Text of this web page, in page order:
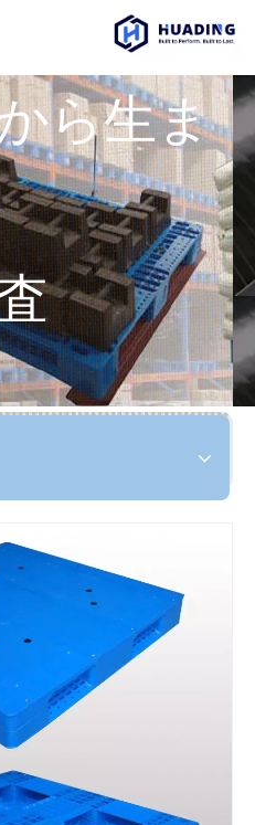
ら生ま